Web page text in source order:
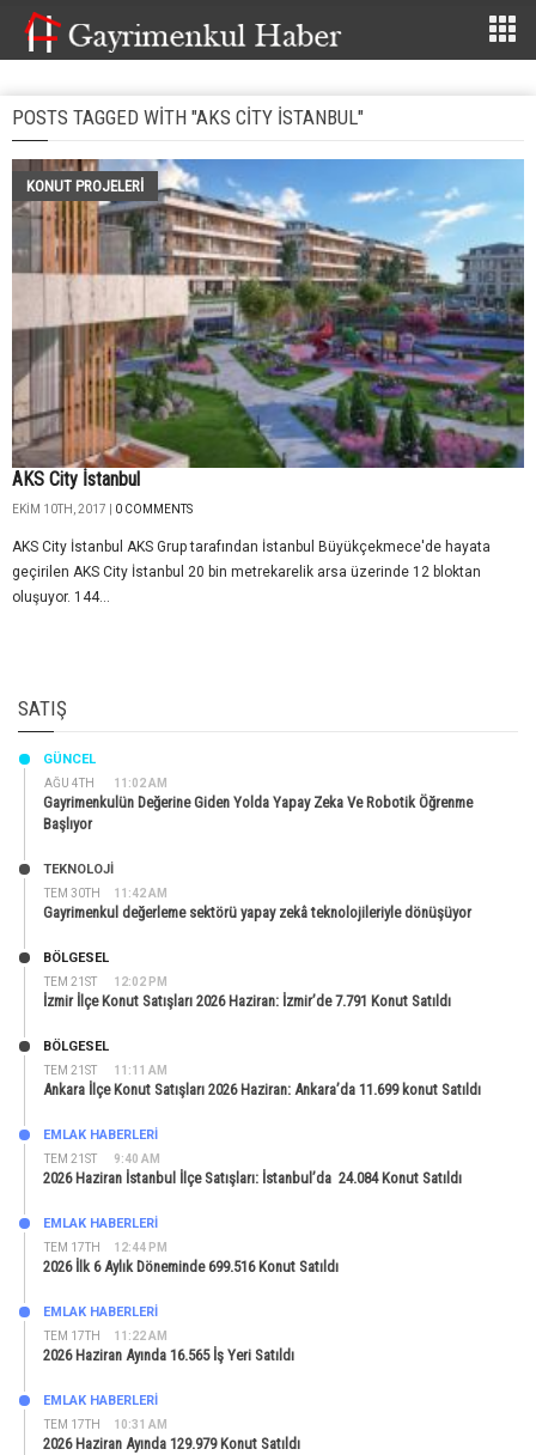
POSTS TAGGED WITH "AKS CITY İSTANBUL"
KONUT PROJELERI
AKS City İstanbul
EKIM 10TH, 2017 | 0 COMMENTS
AKS City İstanbul AKS Grup tarafından İstanbul Büyükçekmece'de hayata
geçirilen AKS City İstanbul 20 bin metrekarelik arsa üzerinde 12 bloktan
oluşuyor. 144...
SATIŞ
AĞU 4TH 11:02 AM
GÜNCEL
Gayrimenkulün Değerine Giden Yolda Yapay Zeka Ve Robotik Öğrenme
Başlıyor
TEM 30TH 11:42 AM
TEKNOLOJİ
Gayrimenkul değerleme sektörü yapay zekâ teknolojileriyle dönüşüyor
TEM 21ST 12:02 PM
BÖLGESEL
İzmir İlçe Konut Satışları 2026 Haziran: İzmir’de 7.791 Konut Satıldı
TEM 21ST 11:11 AM
BÖLGESEL
Ankara İlçe Konut Satışları 2026 Haziran: Ankara’da 11.699 konut Satıldı
TEM 21ST 9:40 AM
EMLAK HABERLERI
2026 Haziran İstanbul İlçe Satışları: İstanbul’da 24.084 Konut Satıldı
TEM 17TH 12:44 PM
EMLAK HABERLERI
2026 İlk 6 Aylık Döneminde 699.516 Konut Satıldı
TEM 17TH 11:22 AM
EMLAK HABERLERI
2026 Haziran Ayında 16.565 İş Yeri Satıldı
TEM 17TH 10:31 AM
EMLAK HABERLERI
2026 Haziran Ayında 129.979 Konut Satıldı